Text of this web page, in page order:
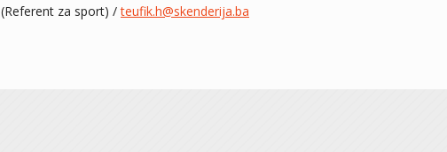
(Referent za sport) /teufik.h@skenderija.ba